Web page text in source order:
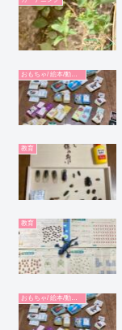
教育
教育
おもちゃ/ 絵本/動画/教材